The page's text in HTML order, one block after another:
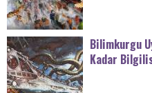
Bilimkurgu
Kadar